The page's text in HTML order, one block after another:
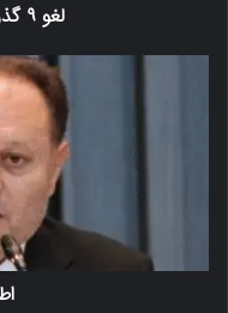
لغو ۹ گذرنامه دیگر در جنوب